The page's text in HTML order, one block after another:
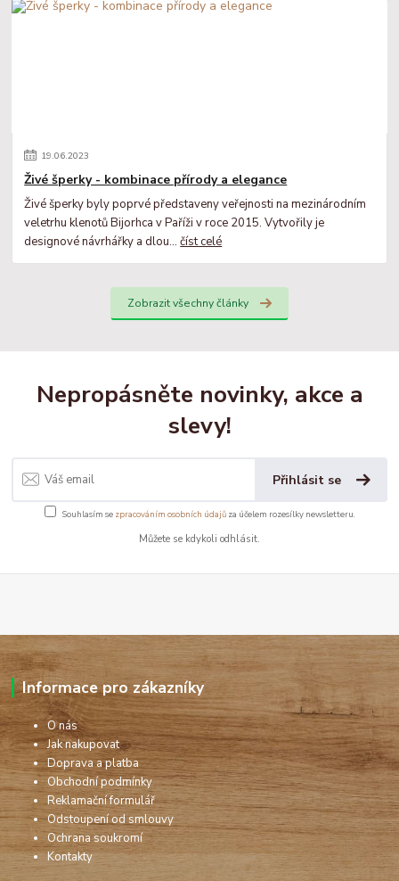
19.06.2023
Živé šperky - kombinace přírody a elegance
Živé šperky byly poprvé představeny veřejnosti na mezinárodním
veletrhu klenotů Bijorhca v Paříži v roce 2015. Vytvořily je
designové návrhářky a dlou...číst celé
Zobrazit všechny články
Nepropásněte novinky, akce a
slevy!
Přihlásit se
Souhlasím se zpracováním osobních údajůza účelem rozesílky newsletteru.
Můžete se kdykoli odhlásit.
Informace pro zákazníky
O nás
Jak nakupovat
Doprava a platba
Obchodní podmínky
Reklamační formulář
Odstoupení od smlouvy
Ochrana soukromí
Kontakty